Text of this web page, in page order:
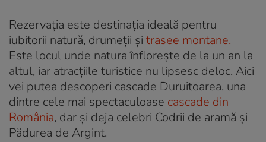
Rezervația este destinația ideală pentru
iubitorii natură, drumeții și trasee montane.
Este locul unde natura înflorește de la un an la
altul, iar atracțiile turistice nu lipsesc deloc. Aici
vei putea descoperi cascade Duruitoarea, una
dintre cele mai spectaculoase cascade din
România, dar și deja celebri Codrii de aramă și
Pădurea de Argint.